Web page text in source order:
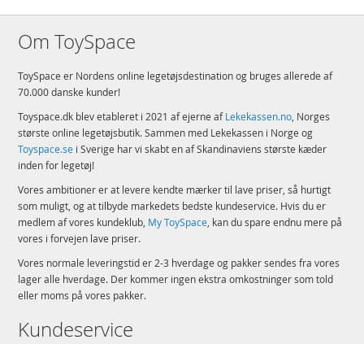
Om ToySpace
ToySpace er Nordens online legetøjsdestination og bruges allerede af
70.000 danske kunder!
Toyspace.dk blev etableret i 2021 af ejerne afLekekassen.no, Norges
største online legetøjsbutik. Sammen med Lekekassen i Norge og
Toyspace.se i Sverige har vi skabt en af Skandinaviens største kæder
inden for legetøj!
Vores ambitioner er at levere kendte mærker til lave priser, så hurtigt
som muligt, og at tilbyde markedets bedste kundeservice. Hvis du er
medlem af vores kundeklub, My ToySpace, kan du spare endnu mere på
vores i forvejen lave priser.
Vores normale leveringstid er 2-3 hverdage og pakker sendes fra vores
lager alle hverdage. Der kommer ingen ekstra omkostninger som told
eller moms på vores pakker.
Kundeservice